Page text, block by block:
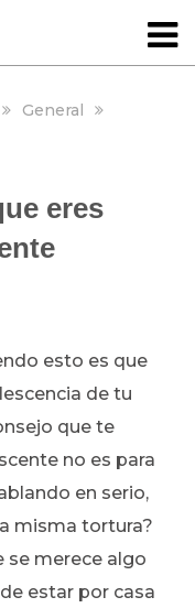
General
eres
esto es que
de tu
que te
no es para
en serio,
misma tortura?
se merece algo
estar por casa